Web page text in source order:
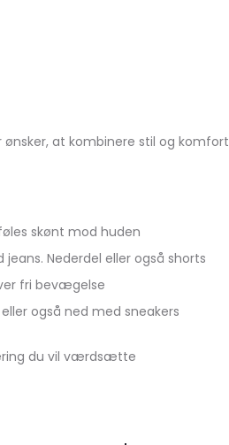
at kombinere stil og komfort
skønt mod huden
Nederdel eller også shorts
fri bevægelse
også ned med sneakers
du vil værdsætte